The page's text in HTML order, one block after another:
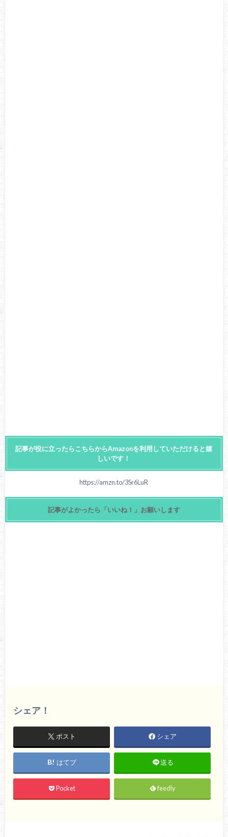
記事が役に立ったらこちらからAmazonを利用していただけると嬉
しいです！
https://amzn.to/3Sr6LuR
記事がよかったら「いいね！」お願いします
シェア！
ポスト シェア
はてブ 送る
Pocket feedly